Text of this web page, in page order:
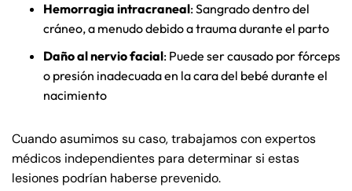
Hemorragia intracraneal: Sangrado dentro del
cráneo, a menudo debido a trauma durante el parto
Daño al nervio facial: Puede ser causado por fórceps
o presión inadecuada en la cara del bebé durante el
nacimiento
Cuando asumimos su caso, trabajamos con expertos
médicos independientes para determinar si estas
lesiones podrían haberse prevenido.